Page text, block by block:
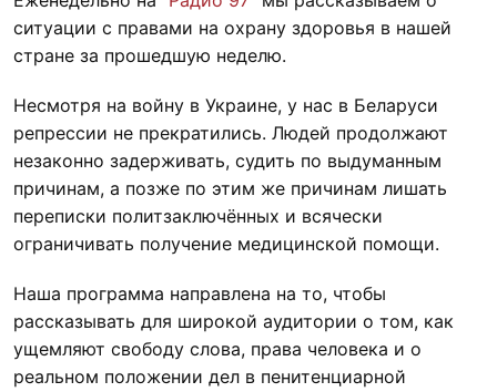
ситуации с правами на охрану здоровья в нашей
стране за прошедшую неделю.
Несмотря на войну в Украине, у нас в Беларуси
репрессии не прекратились. Людей продолжают
незаконно задерживать, судить по выдуманным
причинам, а позже по этим же причинам лишать
переписки политзаключённых и всячески
ограничивать получение медицинской помощи.
Наша программа направлена на то, чтобы
рассказывать для широкой аудитории о том, как
ущемляют свободу слова, права человека и о
реальном положении дел в пенитенциарной